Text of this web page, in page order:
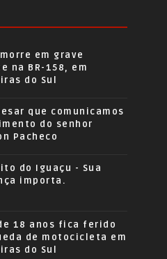
em grave
na BR-158, em
do Sul
que comunicamos
do senhor
Pacheco
do Iguaçu - Sua
importa.
18 anos fica ferido
de motocicleta em
do Sul